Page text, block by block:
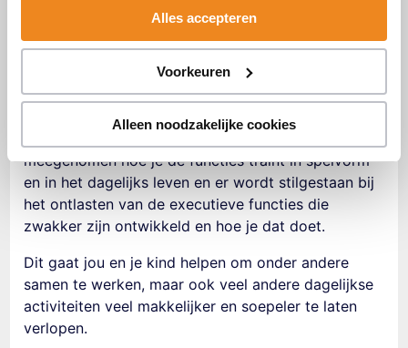
Alles accepteren
Voorkeuren
Alleen noodzakelijke cookies
executieve functies van je kind, zal dit dus ook van
Met onze cursus Executieve Functieskrijg je
inzicht in het brein en de werking van de
Executieve functies. Je wordt stap voor stap
meegenomen hoe je de functies traint in spelvorm
en in het dagelijks leven en er wordt stilgestaan bij
het ontlasten van de executieve functies die
zwakker zijn ontwikkeld en hoe je dat doet.
Dit gaat jou en je kind helpen omonder andere
samen te werken, maar ook veel andere dagelijkse
activiteiten veel makkelijker en soepeler te laten
verlopen.